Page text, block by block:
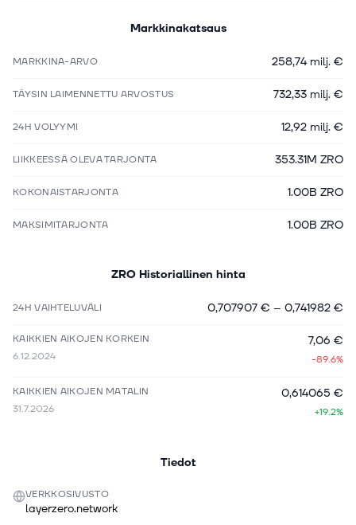
Markkinakatsaus
MARKKINA-ARVO 258,74 milj. €
TÄYSIN LAIMENNETTU ARVOSTUS 732,33 milj. €
24H VOLYYMI 12,92 milj. €
LIIKKEESSÄ OLEVA TARJONTA 353.31M ZRO
KOKONAISTARJONTA 1.00B ZRO
MAKSIMITARJONTA 1.00B ZRO
ZRO Historiallinen hinta
24H VAIHTELUVÄLI 0,707907 € – 0,741982 €
KAIKKIEN AIKOJEN KORKEIN
6.12.2024
7,06 €
-89.6%
KAIKKIEN AIKOJEN MATALIN
31.7.2026
0,614065 €
+19.2%
Tiedot
VERKKOSIVUSTO
layerzero.network